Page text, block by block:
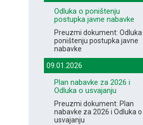
Odluka o poništenju
postupka javne nabavke
Preuzmi dokument: Odluka
poništenju postupka javne
nabavke
09.01.2026
Plan nabavke za 2026 i
Odluka o usvajanju
Preuzmi dokument: Plan
nabavke za 2026 i Odluka o
usvajanju